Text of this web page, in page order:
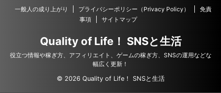
一般人の成り上がり プライバシーポリシー（Privacy Policy）
免責
事項
サイトマップ
Quality of Life！ SNSと生活
役立つ情報や稼ぎ方、アフィリエイト、ゲームの稼ぎ方、SNSの運用などな
幅広く更新！
© 2026 Quality of Life！ SNSと生活